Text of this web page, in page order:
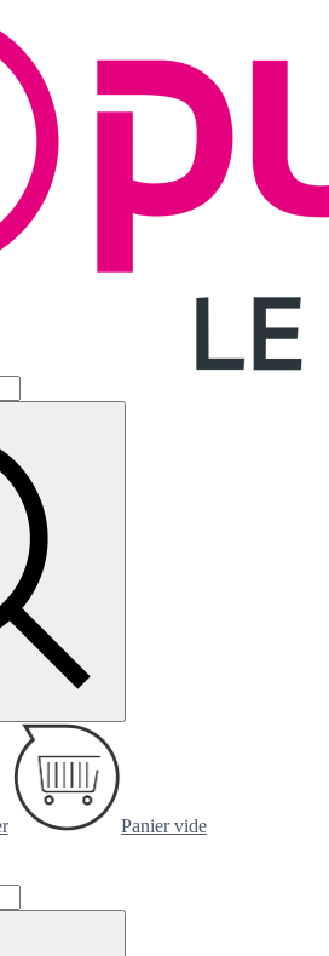
Panier vide